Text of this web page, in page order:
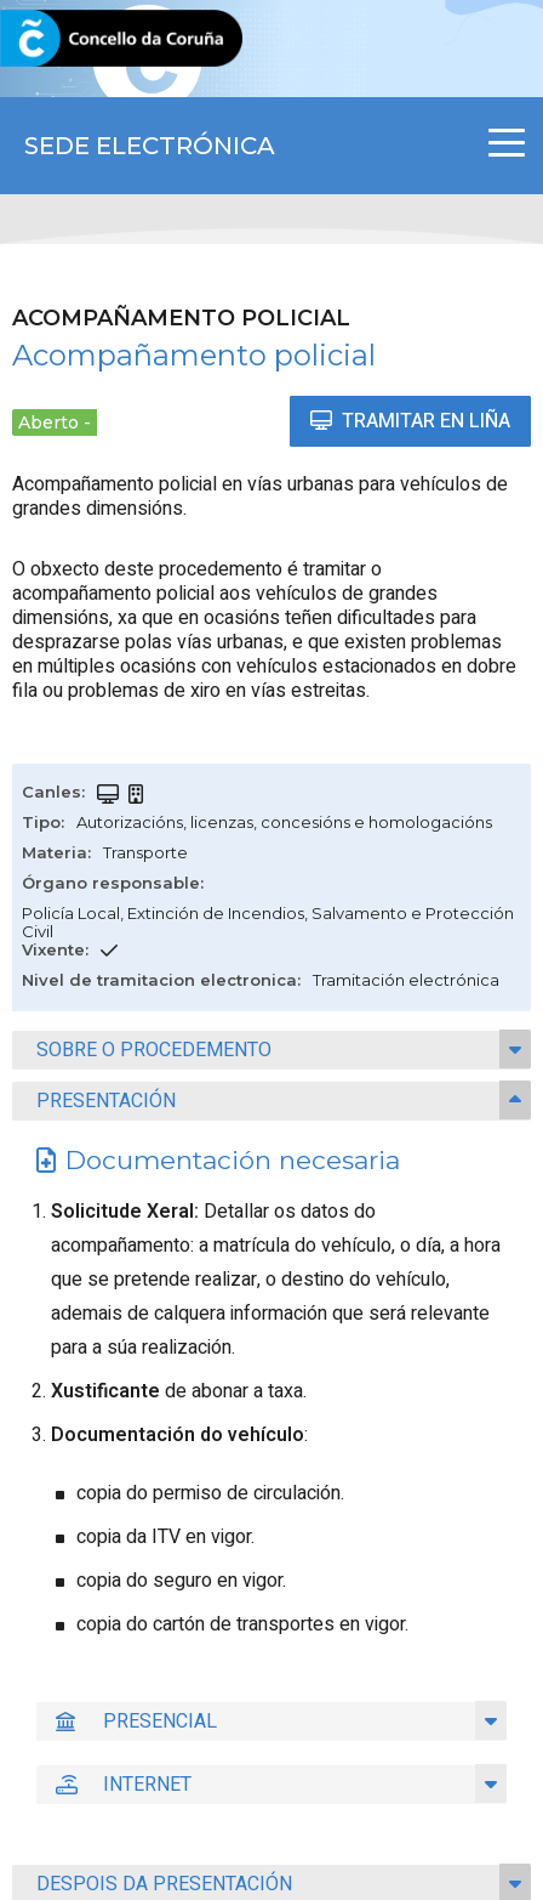
SEDE ELECTRÓNICA
CORUNA.GAL
ACOMPAÑAMENTO POLICIAL
Acompañamento policial
Aberto TRAMITAR EN LIÑA
Acompañamento policial en vías urbanas para vehículos de
grandes dimensións.
O obxecto deste procedemento é tramitar o
acompañamento policial aos vehículos de grandes
dimensións, xa que en ocasións teñen dificultades para
desprazarse polas vías urbanas, e que existen problemas
en múltiples ocasións con vehículos estacionados en dobre
fila ou problemas de xiro en vías estreitas.
Canles:
Tipo:
Autorizacións, licenzas, concesións e homologacións
Materia:
Transporte
Órgano responsable:
Policía Local, Extinción de Incendios, Salvamento e Protección
Civil
Vixente:
Nivel de tramitacion electronica: Tramitación electrónica
SOBRE O PROCEDEMENTO
PRESENTACIÓN
Documentación necesaria
Solicitude Xeral: Detallar os datos do
acompañamento: a matrícula do vehículo, o día, a hora
que se pretende realizar, o destino do vehículo,
ademais de calquera información que será relevante
para a súa realización.
Xustificante de abonar a taxa.
Documentación do vehículo:
copia do permiso de circulación.
copia da ITV en vigor.
copia do seguro en vigor.
copia do cartón de transportes en vigor.
PRESENCIAL
INTERNET
DESPOIS DA PRESENTACIÓN